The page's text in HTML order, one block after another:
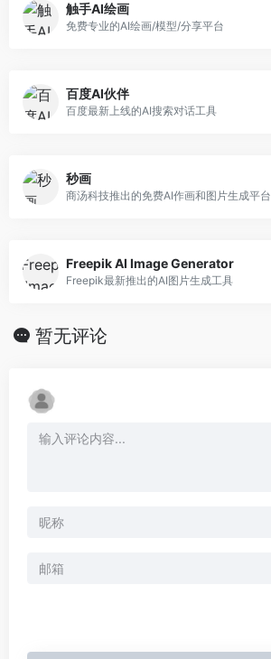
触手AI绘画
免费专业的AI绘画/模型/分享平台
百度AI伙伴
百度最新上线的AI搜索对话工具
秒画
商汤科技推出的免费AI作画和图片生成平台
Freepik AI Image Generator
Freepik最新推出的AI图片生成工具
暂无评论